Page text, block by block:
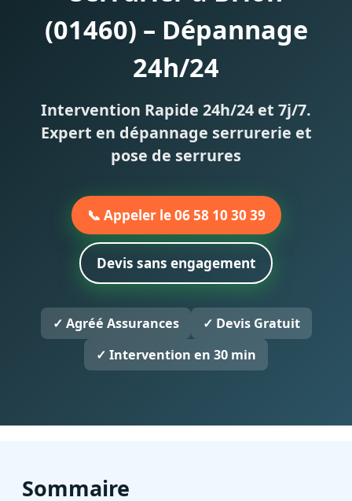
(01460) – Dépannage
24h/24
Intervention Rapide 24h/24 et 7j/7.
Expert en dépannage serrurerie et
pose de serrures
📞 Appeler le 06 58 10 30 39
Devis sans engagement
✓ Agréé Assurances
✓ Devis Gratuit
✓ Intervention en 30 min
Sommaire